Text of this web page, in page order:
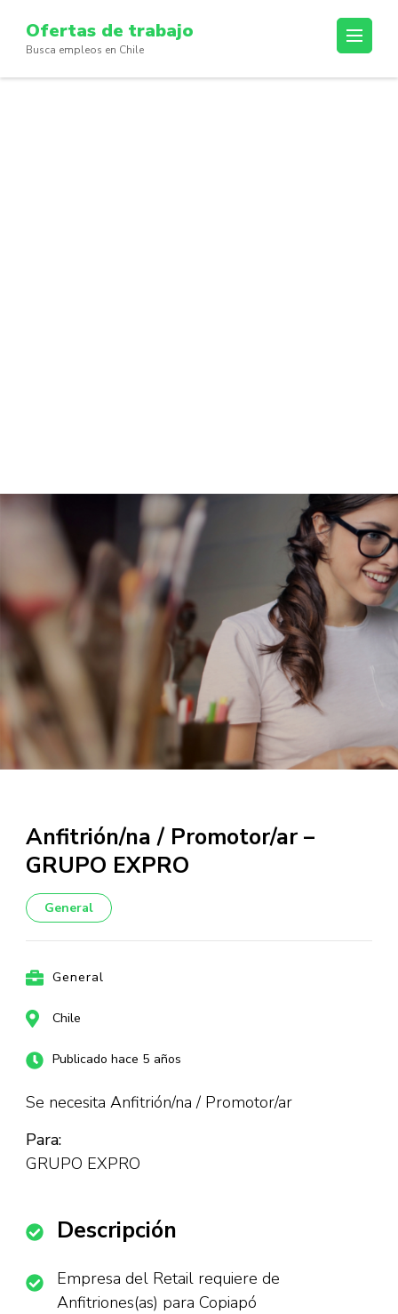
content
(Press
Ofertas de trabajo
Busca empleos en Chile
Anfitrión/na / Promotor/ar –
GRUPO EXPRO
General
General
Chile
Publicado hace 5 años
Se necesita Anfitrión/na / Promotor/ar
Para:
GRUPO EXPRO
Descripción
Empresa del Retail requiere de
Anfitriones(as) para Copiapó